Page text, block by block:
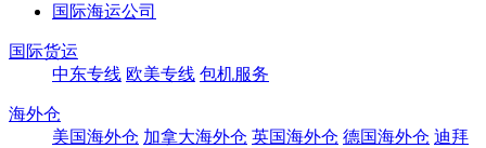
国际海运公司
国际货运
中东专线 欧美专线 包机服务
海外仓
美国海外仓 加拿大海外仓 英国海外仓 德国海外仓 迪拜